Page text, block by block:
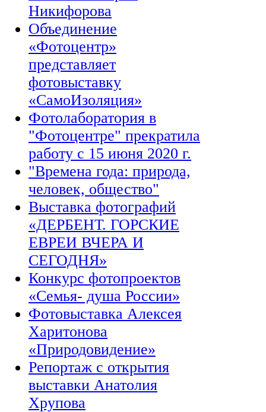
Никифорова
Объединение
«Фотоцентр»
представляет
фотовыставку
«СамоИзоляция»
Фотолаборатория в
"Фотоцентре" прекратила
работу с 15 июня 2020 г.
"Времена года: природа,
человек, общество"
Выставка фотографий
«ДЕРБЕНТ. ГОРСКИЕ
ЕВРЕИ ВЧЕРА И
СЕГОДНЯ»
Конкурс фотопроектов
«Семья- душа России»
Фотовыставка Алексея
Харитонова
«Природовидение»
Репортаж с открытия
выставки Анатолия
Хрупова